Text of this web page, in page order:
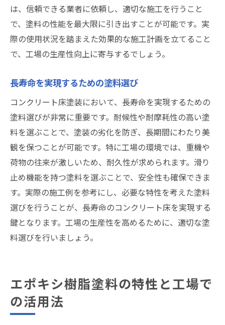
は、信頼できる業者に依頼し、適切な施工を行うこと
で、塗料の性能を最大限に引き出すことが可能です。実
際の使用状況を踏まえた効果的な施工計画を立てること
で、工場の生産性向上に寄与するでしょう。
長寿命を実現するための塗料選び
コンクリート床塗装において、長寿命を実現するための
塗料選びが非常に重要です。耐候性や耐摩耗性の高い塗
料を選ぶことで、塗装の劣化を防ぎ、長期間にわたり美
観を保つことが可能です。特に工場の環境では、重機や
荷物の往来が激しいため、耐久性が求められます。滑り
止め機能を持つ塗料を選ぶことで、安全性も確保できま
す。実際の施工例を参考にし、必要な特性を考えた塗料
選びを行うことが、長寿命のコンクリート床を実現する
鍵となります。工場の生産性を高めるために、適切な塗
料選びを行いましょう。
エポキシ樹脂塗料の特性と工場で
の活用法